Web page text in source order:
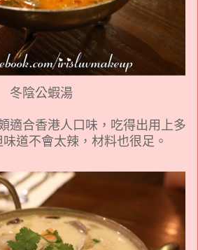
冬陰公蝦湯
適合香港人口味，吃得出用上多
道不會太辣，材料也很足。